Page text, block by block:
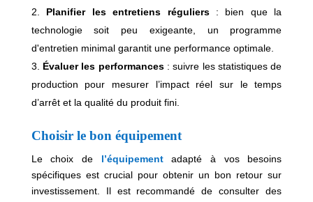
Planifier les entretiens réguliers: bien que la
technologie soit peu exigeante, un programme
d'entretien minimal garantit une performance optimale.
Évaluer les performances: suivre les statistiques de
production pour mesurer l’impact réel sur le temps
d’arrêt et la qualité du produit fini.
Choisir le bon équipement
Le choix de l’équipementadapté à vos besoins
spécifiques est crucial pour obtenir un bon retour sur
investissement. Il est recommandé de consulter des